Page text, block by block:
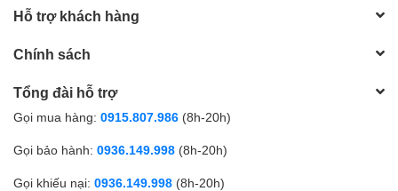
Hỗ trợ khách hàng
Chính sách
Tổng đài hỗ trợ
Gọi mua hàng: 0915.807.986 (8h-20h)
Gọi bảo hành: 0936.149.998 (8h-20h)
Gọi khiếu nại: 0936.149.998 (8h-20h)